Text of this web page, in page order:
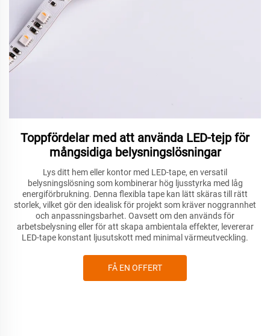
Toppfördelar med att använda LED-tejp för
mångsidiga belysningslösningar
Lys ditt hem eller kontor med LED-tape, en versatil
belysningslösning som kombinerar hög ljusstyrka med låg
energiförbrukning. Denna flexibla tape kan lätt skäras till rätt
storlek, vilket gör den idealisk för projekt som kräver noggrannhet
och anpassningsbarhet. Oavsett om den används för
arbetsbelysning eller för att skapa ambientala effekter, levererar
LED-tape konstant ljusutskott med minimal värmeutveckling.
FÅ EN OFFERT